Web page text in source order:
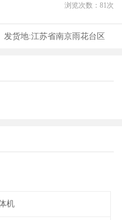
浏览次数： 81次
发货地:江苏省南京雨花台区
机